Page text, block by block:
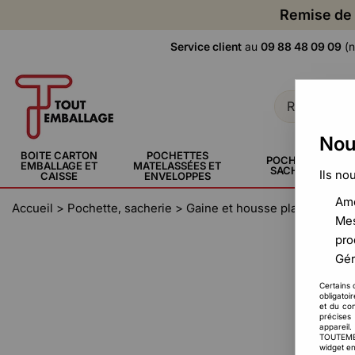
Remise
Service client au 09 88 48 09 09
BOITE CARTON
EMBALLAGE ET
CAISSE
POCHETTES
MATELASSÉES ET
ENVELOPPES
POCHETTE,
SACHERIE
Accueil > Pochette, sacherie > Gaine et housse plastique >
Ils
Certains
et du
widget